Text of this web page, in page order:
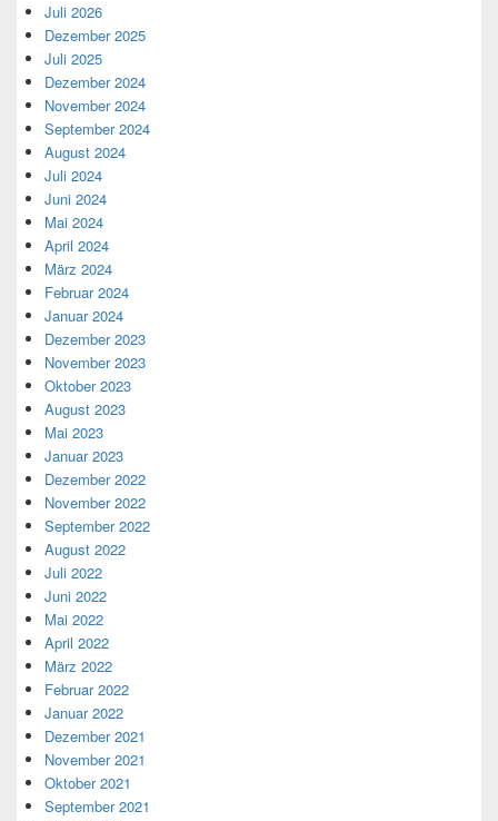
Juli 2026
Dezember 2025
Juli 2025
Dezember 2024
November 2024
September 2024
August 2024
Juli 2024
Juni 2024
Mai 2024
April 2024
März 2024
Februar 2024
Januar 2024
Dezember 2023
November 2023
Oktober 2023
August 2023
Mai 2023
Januar 2023
Dezember 2022
November 2022
September 2022
August 2022
Juli 2022
Juni 2022
Mai 2022
April 2022
März 2022
Februar 2022
Januar 2022
Dezember 2021
November 2021
Oktober 2021
September 2021